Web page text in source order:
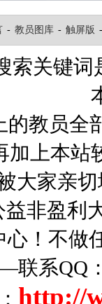
- 教员图库 - 触屏版
索关键
的教员全
加上本站
大家亲
非盈利
心！不做
联系QQ
http://